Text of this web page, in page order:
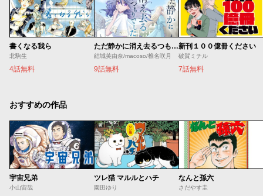
書くなる我ら
北駒生
4話無料
ただ静かに消え去るつもりでした
結城芙由奈/macoso/椎名咲月
9話無料
新刊１００億冊ください
破賀ミチル
7話無料
おすすめの作品
宇宙兄弟
小山宙哉
ツレ猫 マルルとハチ
園田ゆり
なんと孫六
さだやす圭